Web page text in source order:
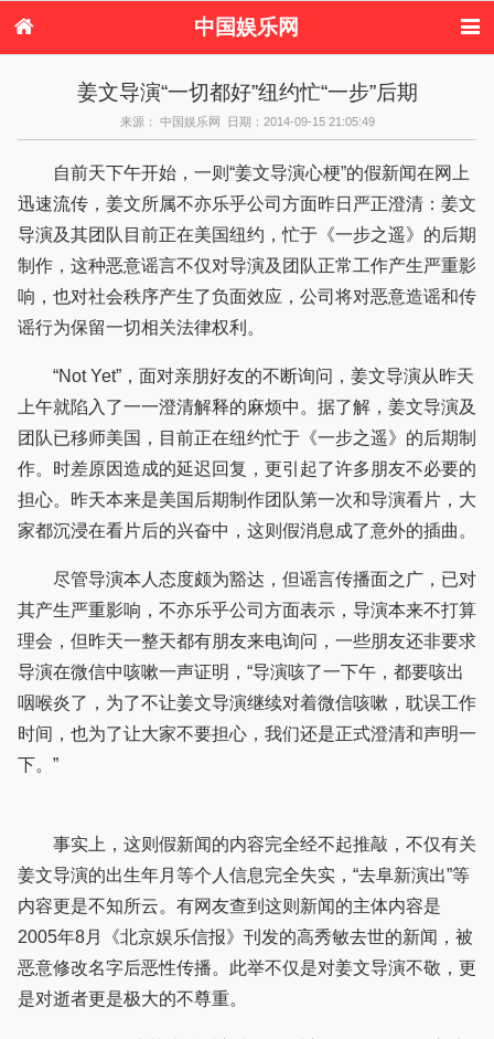
中国娱乐网
首页
电视剧
演唱会 综艺节目
偶像活动
姜文导演“一切都好”纽约忙“一步”后期
来源： 中国娱乐网 日期：2014-09-15 21:05:49
自前天下午开始，一则“姜文导演心梗”的假新闻在网上
迅速流传，姜文所属不亦乐乎公司方面昨日严正澄清：姜文
导演及其团队目前正在美国纽约，忙于《一步之遥》的后期
制作，这种恶意谣言不仅对导演及团队正常工作产生严重影
响，也对社会秩序产生了负面效应，公司将对恶意造谣和传
谣行为保留一切相关法律权利。
“Not Yet”，面对亲朋好友的不断询问，姜文导演从昨天
上午就陷入了一一澄清解释的麻烦中。据了解，姜文导演及
团队已移师美国，目前正在纽约忙于《一步之遥》的后期制
作。时差原因造成的延迟回复，更引起了许多朋友不必要的
担心。昨天本来是美国后期制作团队第一次和导演看片，大
家都沉浸在看片后的兴奋中，这则假消息成了意外的插曲。
尽管导演本人态度颇为豁达，但谣言传播面之广，已对
其产生严重影响，不亦乐乎公司方面表示，导演本来不打算
理会，但昨天一整天都有朋友来电询问，一些朋友还非要求
导演在微信中咳嗽一声证明，“导演咳了一下午，都要咳出
咽喉炎了，为了不让姜文导演继续对着微信咳嗽，耽误工作
时间，也为了让大家不要担心，我们还是正式澄清和声明一
下。”
事实上，这则假新闻的内容完全经不起推敲，不仅有关
姜文导演的出生年月等个人信息完全失实，“去阜新演出”等
内容更是不知所云。有网友查到这则新闻的主体内容是
2005年8月《北京娱乐信报》刊发的高秀敏去世的新闻，被
恶意修改名字后恶性传播。此举不仅是对姜文导演不敬，更
是对逝者更是极大的不尊重。